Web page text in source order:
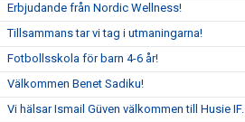
Erbjudande från Nordic Wellness!
Tillsammans tar vi tag i utmaningarna!
Fotbollsskola för barn 4-6 år!
Välkommen Benet Sadiku!
Vi hälsar Ismail Güven välkommen till Husie IF.